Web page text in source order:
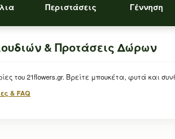
Περιστάσεις Γέννηση
& Προτάσεις Δώρων
του 21flowers.gr. Βρείτε μπουκέτα, φυτά και
& FAQ